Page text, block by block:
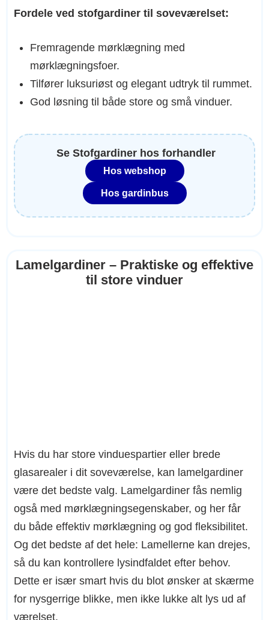
Fordele ved stofgardiner til soveværelset:
Fremragende mørklægning med
mørklægningsfoer.
Tilfører luksuriøst og elegant udtryk til rummet.
God løsning til både store og små vinduer.
Se Stofgardiner hos forhandler
Hos webshop
Hos gardinbus
Lamelgardiner – Praktiske og effektive
til store vinduer
Hvis du har store vinduespartier eller brede
glasarealer i dit soveværelse, kan lamelgardiner
være det bedste valg. Lamelgardiner fås nemlig
også med mørklægningsegenskaber, og her får
du både effektiv mørklægning og god fleksibilitet.
Og det bedste af det hele: Lamellerne kan drejes,
så du kan kontrollere lysindfaldet efter behov.
Dette er især smart hvis du blot ønsker at skærme
for nysgerrige blikke, men ikke lukke alt lys ud af
værelset.